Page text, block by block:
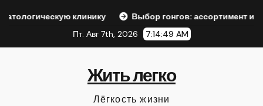
клинику
Выбор гонгов: ассортимент и
Пт. Авг 7th, 2026
7:14:51 AM
Жить легко
Лёгкость жизни